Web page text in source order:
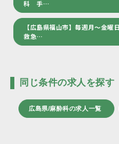
科 手…
【広島県福山市】毎週月～
救急…
同じ条件の求人を探す
広島県/麻酔科の求人一覧